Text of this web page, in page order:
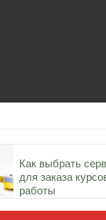
Как выбрать
для заказа
работы